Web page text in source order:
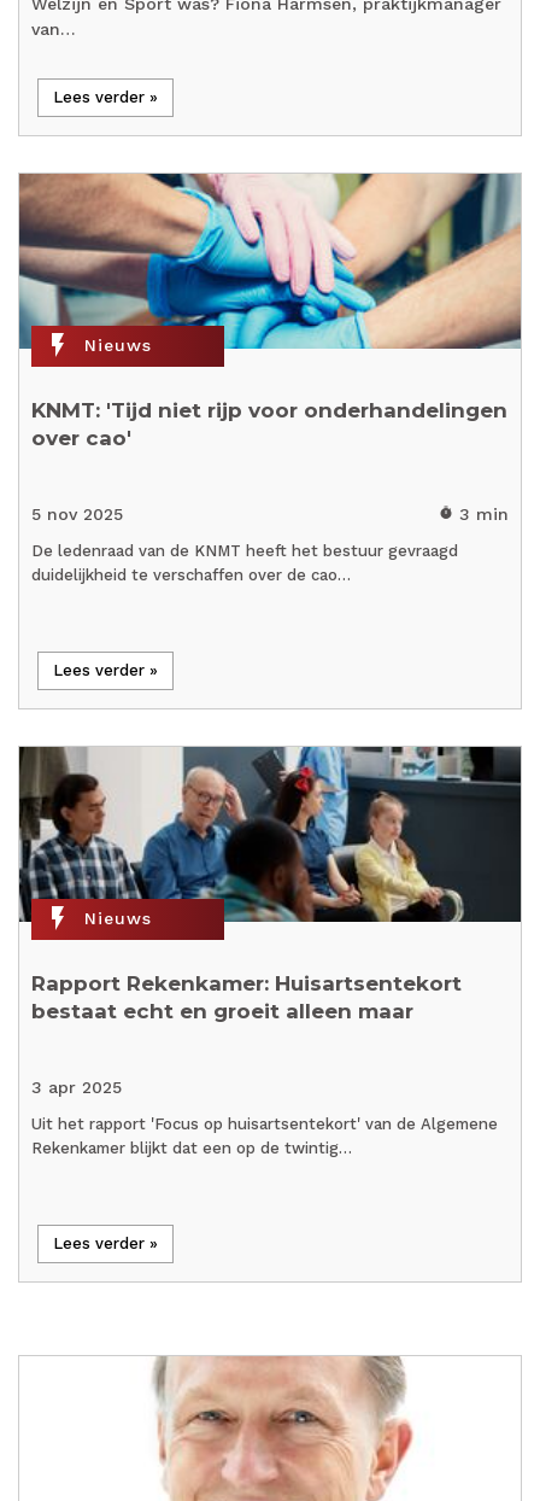
van…
Lees verder »
flash_on Nieuws
KNMT: 'Tijd niet rijp voor onderhandelingen
over cao'
5 nov 2025 timer 3 min
De ledenraad van de KNMT heeft het bestuur gevraagd
duidelijkheid te verschaffen over de cao…
Lees verder »
flash_on Nieuws
Rapport Rekenkamer: Huisartsentekort
bestaat echt en groeit alleen maar
3 apr 2025
Uit het rapport 'Focus op huisartsentekort' van de Algemene
Rekenkamer blijkt dat een op de twintig…
Lees verder »